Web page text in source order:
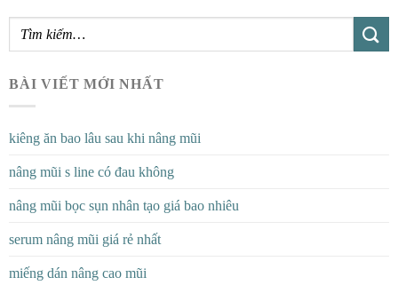
BÀI VIẾT MỚI NHẤT
kiêng ăn bao lâu sau khi nâng mũi
nâng mũi s line có đau không
nâng mũi bọc sụn nhân tạo giá bao nhiêu
serum nâng mũi giá rẻ nhất
miếng dán nâng cao mũi